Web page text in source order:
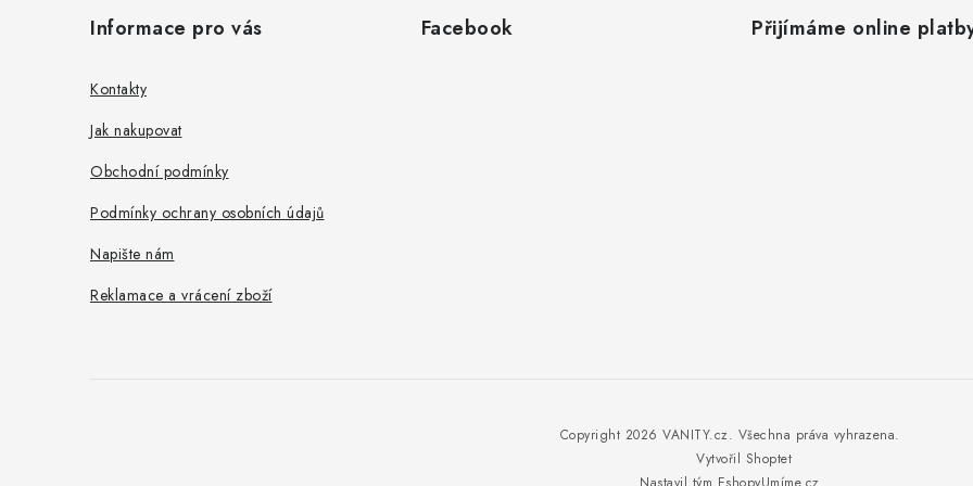
Informace pro vás
Kontakty
Jak nakupovat
Obchodní podmínky
Podmínky ochrany osobních údajů
Napište nám
Reklamace a vrácení zboží
Facebook Přijímáme online
Vytvořil Shoptet
Copyright 2026 VANITY.cz. Všechna práva vyhrazena.